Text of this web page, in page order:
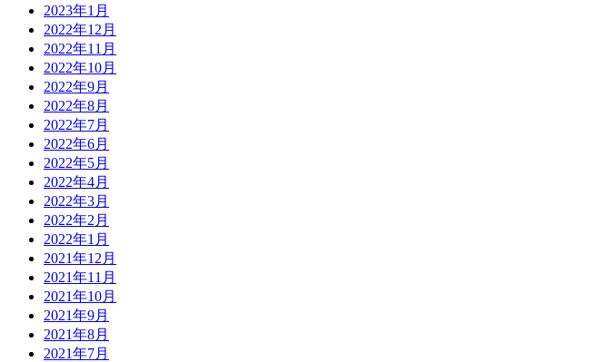
2023年1月
2022年12月
2022年11月
2022年10月
2022年9月
2022年8月
2022年7月
2022年6月
2022年5月
2022年4月
2022年3月
2022年2月
2022年1月
2021年12月
2021年11月
2021年10月
2021年9月
2021年8月
2021年7月